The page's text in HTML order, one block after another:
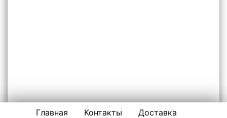
Главная Контакты Доставка